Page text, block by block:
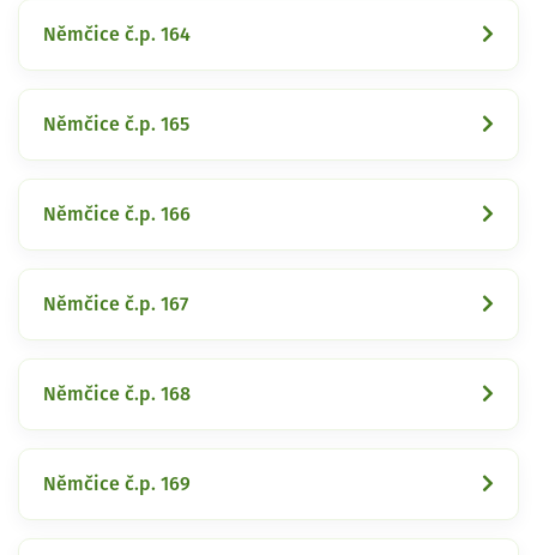
Němčice č.p. 164
Němčice č.p. 165
Němčice č.p. 166
Němčice č.p. 167
Němčice č.p. 168
Němčice č.p. 169